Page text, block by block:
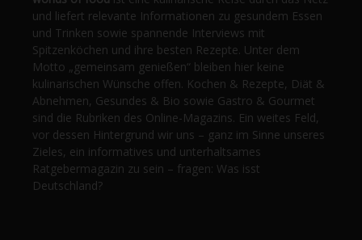
und liefert relevante Informationen zu gesundem Essen
und Trinken sowie spannende Interviews mit
Spitzenköchen und ihre besten Rezepte. Unter dem
Motto „gemeinsam genießen“ bleiben hier keine
kulinarischen Wünsche offen. Kochen & Rezepte, Diät &
Abnehmen, Gesundes & Bio sowie Gastro & Gourmet
sind die Rubriken des Online-Magazins. Ein weites Feld,
vor dessen Hintergrund wir uns – ganz im Sinne unseres
Zieles, ein informatives und unterhaltsames
Ratgebermagazin zu sein – fragen: Was isst
Deutschland?